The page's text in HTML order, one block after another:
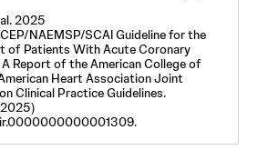
2025
NAEMSP/SCAI Guideline for the
of Patients With Acute Coronary
Report of the American College of
Heart Association Joint
Clinical Practice Guidelines.